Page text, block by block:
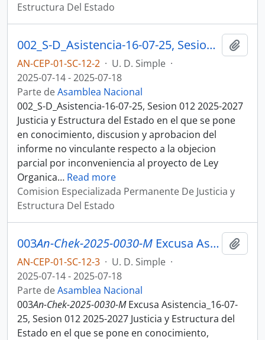
Estructura Del Estado
002_S-D_Asistencia-16-07-25, Sesion 012 Justicia y Estructura del Estado
AN-CEP-01-SC-12-2 · U. D. Simple ·
2025-07-14 - 2025-07-18
Parte deAsamblea Nacional
002_S-D_Asistencia-16-07-25, Sesion 012 2025-2027
Justicia y Estructura del Estado en el que se pone
en conocimiento, discusion y aprobacion del
informe no vinculante respecto a la objecion
parcial por inconveniencia al proyecto de Ley
Organica… Read more
Comision Especializada Permanente De Justicia y
Estructura Del Estado
003An-Chek-2025-0030-M Excusa Asistencia_16-07-25, Sesion 012 Justicia y Estructura del Estado
AN-CEP-01-SC-12-3 · U. D. Simple ·
2025-07-14 - 2025-07-18
Parte deAsamblea Nacional
003An-Chek-2025-0030-MExcusa Asistencia_16-07-
25, Sesion 012 2025-2027 Justicia y Estructura del
Estado en el que se pone en conocimiento,